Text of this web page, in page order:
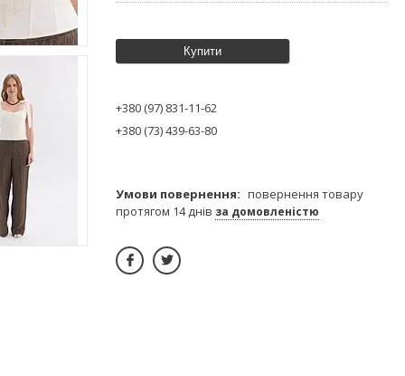
Купити
+380 (97) 831-11-62
+380 (73) 439-63-80
повернення товару
протягом 14 днів за домовленістю